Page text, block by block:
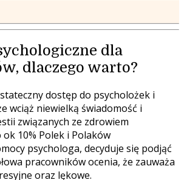
dla
dlaczego warto?
dostęp do psycholożek i
wciąż niewielką świadomość i
związanych ze zdrowiem
10% Polek i Polaków
psychologa, decyduje się podjąć
pracowników ocenia, że zauważa
oraz lękowe.